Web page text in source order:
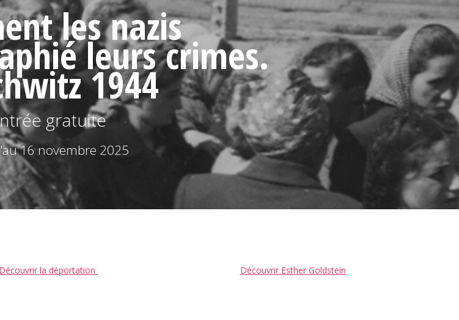
les nazis
leurs crimes.
1944
gratuite
16 novembre 2025
Découvrir la déportation Découvrir Esther Goldstein